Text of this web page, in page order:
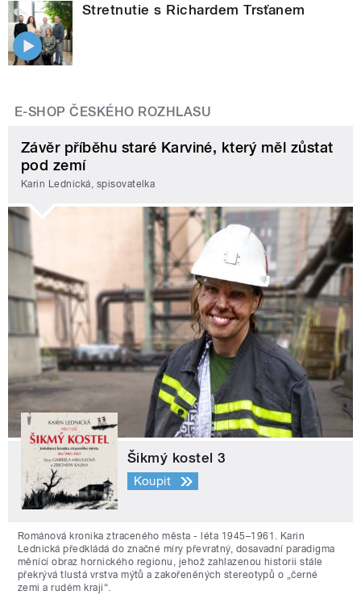
Stretnutie s Richardem Trsťanem
E-SHOP ČESKÉHO ROZHLASU
Závěr příběhu staré Karviné, který měl zůstat
pod zemí
Karin Lednická, spisovatelka
Šikmý kostel 3
Koupit
Románová kronika ztraceného města - léta 1945–1961. Karin
Lednická předkládá do značné míry převratný, dosavadní paradigma
měnící obraz hornického regionu, jehož zahlazenou historii stále
překrývá tlustá vrstva mýtů a zakořeněných stereotypů o „černé
zemi a rudém kraji“.